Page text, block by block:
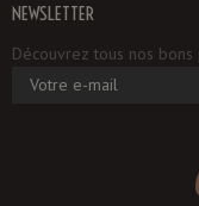
NEWSLETTER
Découvrez tous nos